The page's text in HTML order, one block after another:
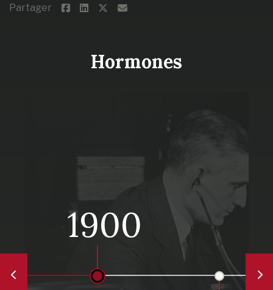
Partager
Hormones
1900